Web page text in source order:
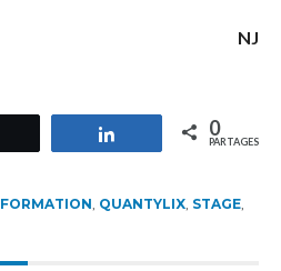
NJ
Partagez 0
PARTAGES
FORMATION QUANTYLIX, STAGE,